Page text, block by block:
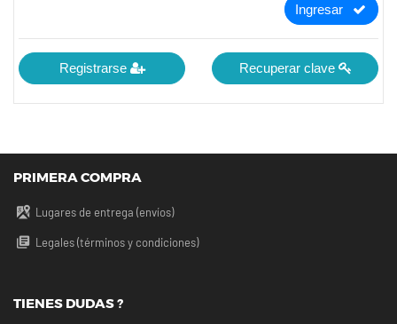
Ingresar
Registrarse Recuperar clave
PRIMERA COMPRA
Lugares de entrega (envíos)
Legales (términos y condiciones)
TIENES DUDAS ?